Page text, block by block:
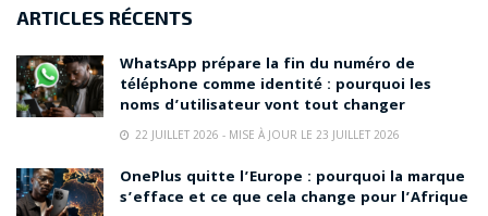
ARTICLES RÉCENTS
WhatsApp prépare la fin du numéro de
téléphone comme identité : pourquoi les
noms d’utilisateur vont tout changer
22 JUILLET 2026 - MISE À JOUR LE 23 JUILLET 2026
OnePlus quitte l’Europe : pourquoi la marque
s’efface et ce que cela change pour l’Afrique